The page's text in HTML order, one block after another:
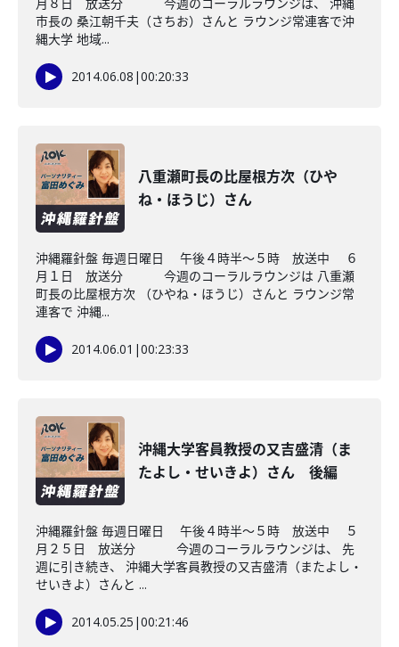
市長の 桑江朝千夫（さちお）さんと ラウンジ常連客で沖
縄大学 地域...
2014.06.08 |00:20:33
八重瀬町長の比屋根方次（ひや
ね・ほうじ）さん
沖縄羅針盤 毎週日曜日 午後４時半～５時 放送中 ６
月１日 放送分 今週のコーラルラウンジは 八重瀬
町長の比屋根方次 （ひやね・ほうじ）さんと ラウンジ常
連客で 沖縄...
2014.06.01 |00:23:33
沖縄大学客員教授の又吉盛清（ま
たよし・せいきよ）さん 後編
沖縄羅針盤 毎週日曜日 午後４時半～５時 放送中 ５
月２５日 放送分 今週のコーラルラウンジは、 先
週に引き続き、 沖縄大学客員教授の又吉盛清（またよし・
せいきよ）さんと ...
2014.05.25 |00:21:46